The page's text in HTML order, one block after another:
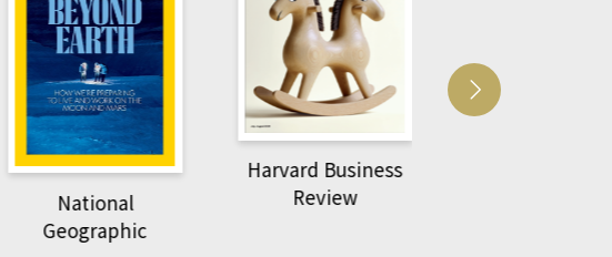
National
Geographic
Harvard Business
Review